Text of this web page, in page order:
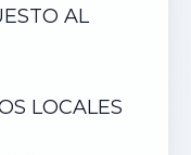
AL
LOCALES